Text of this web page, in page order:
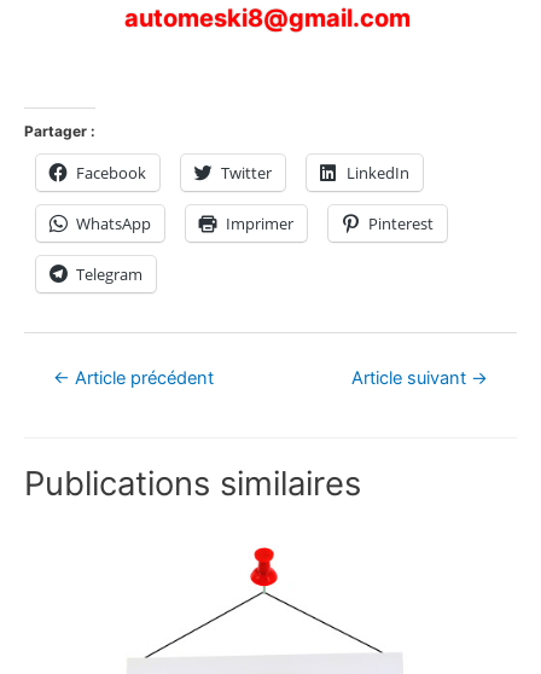
automeski8@gmail.com
Partager :
Facebook Twitter LinkedIn
WhatsApp Imprimer Pinterest
Telegram
← Article précédent Article suivant →
Publications similaires